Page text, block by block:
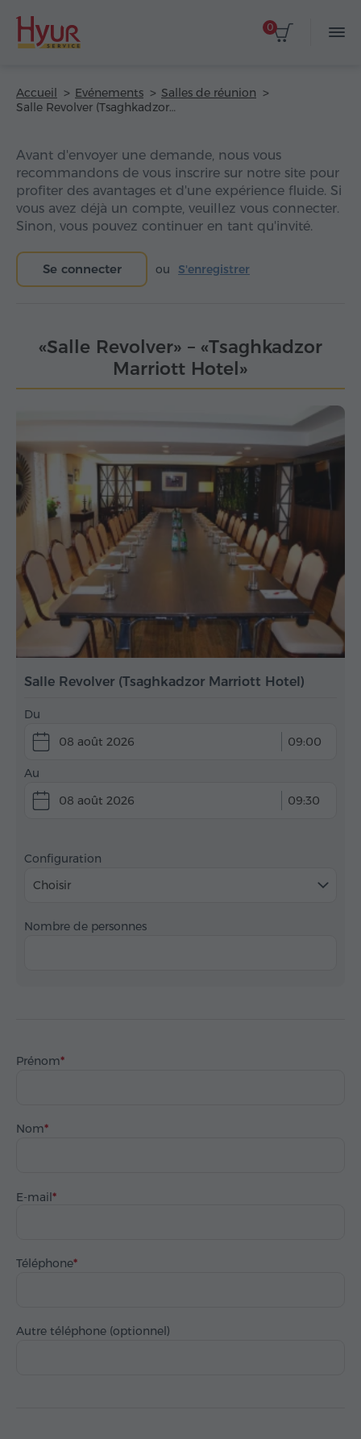
0
Accueil Evénements
Salles de réunion
Salle Revolver (Tsaghkadzor Marriott Hotel)
Avant d'envoyer une demande, nous vous
recommandons de vous inscrire sur notre site pour
profiter des avantages et d'une expérience fluide. Si
vous avez déjà un compte, veuillez vous connecter.
Sinon, vous pouvez continuer en tant qu'invité.
Se connecter ou S'enregistrer
«Salle Revolver» – «Tsaghkadzor
Marriott Hotel»
Salle Revolver (Tsaghkadzor Marriott Hotel)
Du
08 août 2026
09:00
Au
08 août 2026
09:30
Configuration
Choisir
Nombre de personnes
Prénom
Nom
E-mail
Téléphone
Autre téléphone (optionnel)